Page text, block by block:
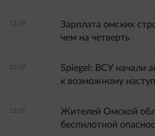
12:39
Зарплата омских
чем на четверть
12:37
Spiegel: ВСУ начали
к возможному
12:37
Жителей Омской
беспилотной